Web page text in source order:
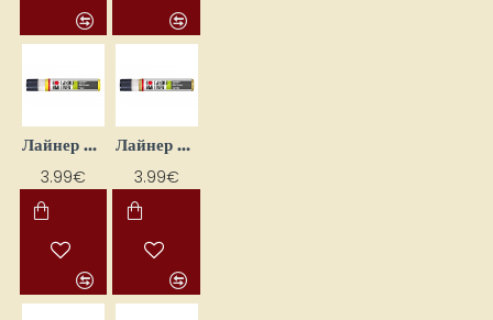
Лайнер для декорирования свечей — жёлтый (25 мл)
3.99€
Лайнер для декорирования свечей — золото с блёстками (25 мл)
3.99€